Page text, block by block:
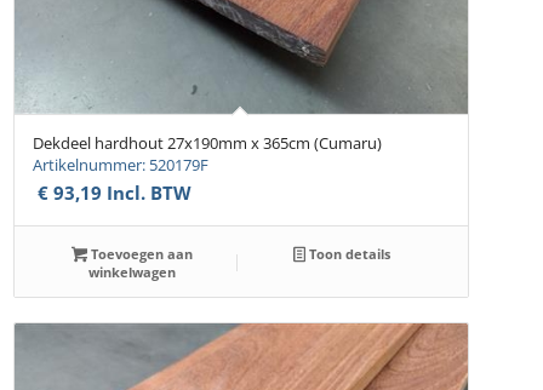
Dekdeel hardhout 27x190mm x 365cm (Cumaru)
Artikelnummer: 520179F
€ 93,19 Incl. BTW
Toevoegen aan
winkelwagen
Toon details